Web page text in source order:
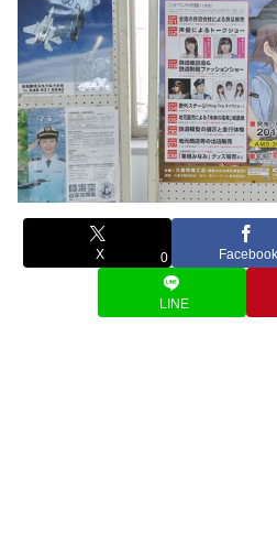
X 0 Facebook
LINE